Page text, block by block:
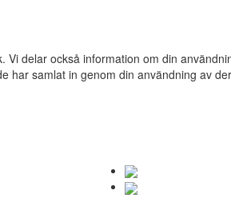
delar också information om din
samlat in genom din användning av